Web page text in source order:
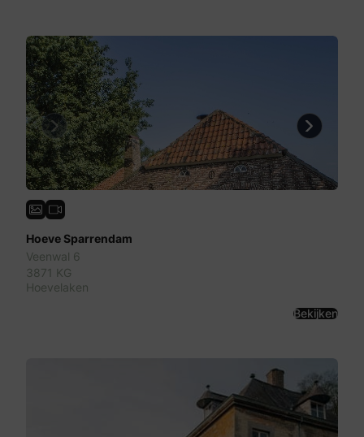
Previous Next
Hoeve Sparrendam
Veenwal 6
3871 KG
Hoevelaken
Bekijken